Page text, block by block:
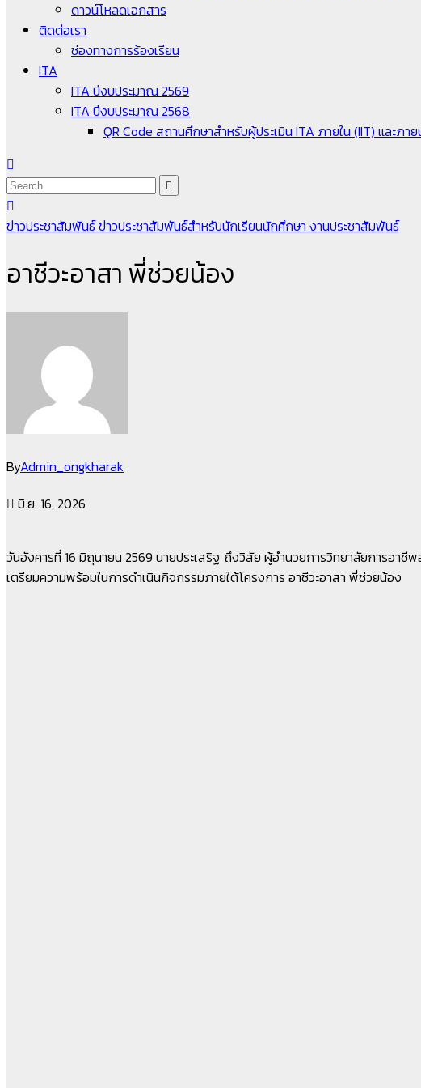
ดาวน์โหลดเอกสาร
ติดต่อเรา
ช่องทางการร้องเรียน
ITA
ITA ปีงบประมาณ 2569
ITA ปีงบประมาณ 2568
QR Code สถานศึกษาสำหรับผู้ประเมิน ITA ภายใน (IIT) และภา
ข่าวประชาสัมพันธ์ข่าวประชาสัมพันธ์สำหรับนักเรียนนักศึกษา งานประชาสัมพันธ์
อาชีวะอาสา พี่ช่วยน้อง
ByAdmin_ongkharak
มิ.ย. 16, 2026
วันอังคารที่ 16 มิถุนายน 2569 นายประเสริฐ ถึงวิสัย ผู้อำนวยการวิทยาลัยการอา
เตรียมความพร้อมในการดำเนินกิจกรรมภายใต้โครงการ อาชีวะอาสา พี่ช่วยน้อง